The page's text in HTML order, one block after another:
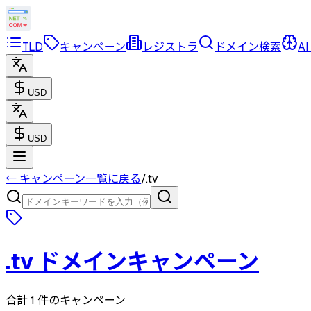
TLD キャンペーン レジストラ ドメイン検索 AI
USD
USD
← キャンペーン一覧に戻る/.tv
.tv ドメインキャンペーン
合計 1 件のキャンペーン